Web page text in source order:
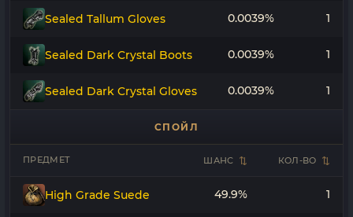
Sealed Tallum Gloves 0.0039% 1
Sealed Dark Crystal Boots 0.0039% 1
Sealed Dark Crystal Gloves 0.0039% 1
СПОЙЛ
ПРЕДМЕТ ШАНС КОЛ-ВО
High Grade Suede 49.9% 1